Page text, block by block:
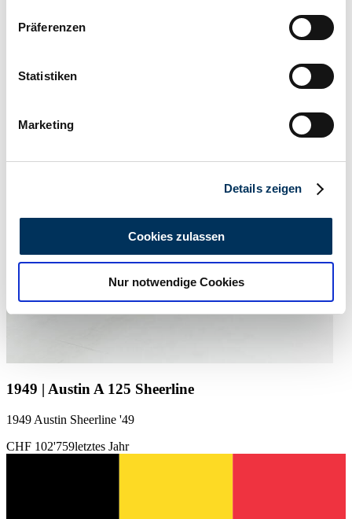
Informationen über Ihre geografische Lage
können
bestimmten Merkmalen (Fingerprinting) identifizieren
Erfahren Sie mehr darüber, wie Ihre persönlichen Daten
analysieren. Außerdem geben wir Informationen zu Ihrer
Verwendung unserer Website an unsere Partner für
soziale Medien, Werbung und Analysen weiter. Unsere
Präferenzen
Statistiken
Marketing
Details zeigen
Cookies zulassen
Nur notwendige Cookies
1949 | Austin A 125 Sheerline
1949 Austin Sheerline '49
CHF 102'759letztes Jahr